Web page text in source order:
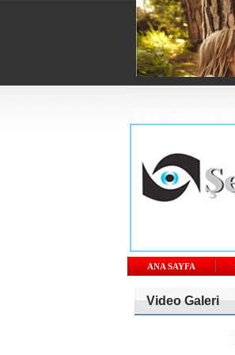
ANA SAYFA
Video Galeri